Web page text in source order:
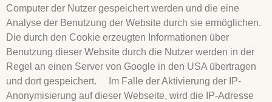
Computer der Nutzer gespeichert werden und die eine
Analyse der Benutzung der Website durch sie ermöglichen.
Die durch den Cookie erzeugten Informationen über
Benutzung dieser Website durch die Nutzer werden in der
Regel an einen Server von Google in den USA übertragen
und dort gespeichert. Im Falle der Aktivierung der IP-
Anonymisierung auf dieser Webseite, wird die IP-Adresse